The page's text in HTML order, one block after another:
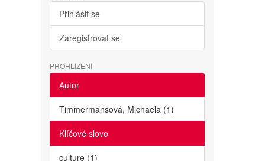
Přihlásit se
Zaregistrovat se
PROHLÍŽENÍ
Autor
Timmermansová, Michaela (1)
Klíčové slovo
culture (1)